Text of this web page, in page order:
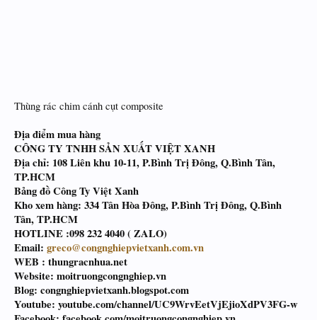
Thùng rác chim cánh cụt composite
Địa điểm mua hàng
CÔNG TY TNHH SẢN XUẤT VIỆT XANH
Địa chỉ: 108 Liên khu 10-11, P.Bình Trị Đông, Q.Bình Tân,
TP.HCM
Bảng đồ Công Ty Việt Xanh
Kho xem hàng: 334 Tân Hòa Đông, P.Bình Trị Đông, Q.Bình
Tân, TP.HCM
HOTLINE :098 232 4040 ( ZALO)
Email: greco@congnghiepvietxanh.com.vn
WEB : thungracnhua.net
Website: moitruongcongnghiep.vn
Blog: congnghiepvietxanh.blogspot.com
Youtube: youtube.com/channel/UC9WrvEetVjEjioXdPV3FG-w